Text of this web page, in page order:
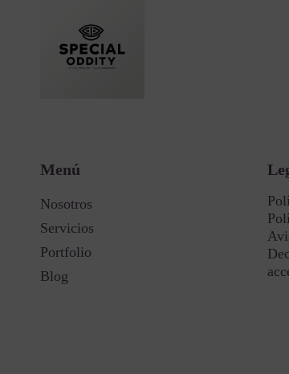
Menú
Nosotros
Servicios
Portfolio
Blog